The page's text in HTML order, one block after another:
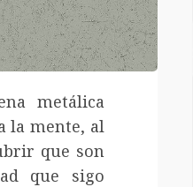
metálica
la mente, al
que son
que sigo